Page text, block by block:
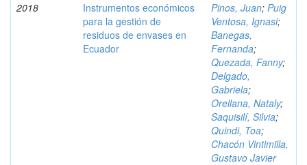
2018
Instrumentos económicos
para la gestión de
residuos de envases en
Ecuador
Pinos, Juan; Puig
Ventosa, Ignasi;
Banegas,
Fernanda;
Quezada, Fanny;
Delgado,
Gabriela;
Orellana, Nataly;
Saquisilí, Silvia;
Quindi, Toa;
Chacón Vintimilla,
Gustavo Javier